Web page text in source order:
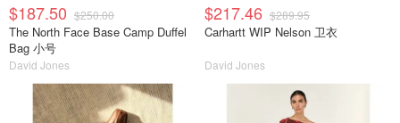
$187.50 $250.00
The North Face Base Camp Duffel
Bag 小号
David Jones
$217.46 $289.95
Carhartt WIP Nelson 卫衣
David Jones